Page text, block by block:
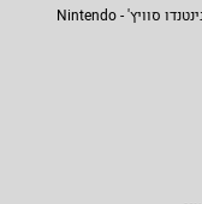
משחק לנינטנדו סוויץ' - Nintendo